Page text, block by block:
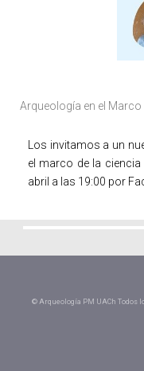
Arqueología en el
Los invitamos a un
el marco de la ciencia
abril a las 19:00 por
© Arqueología PM UACh Todos